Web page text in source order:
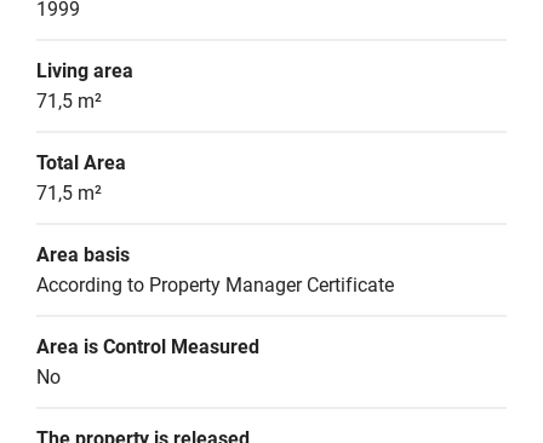
1999
Living area
71,5 m²
Total Area
71,5 m²
Area basis
According to Property Manager Certificate
Area is Control Measured
No